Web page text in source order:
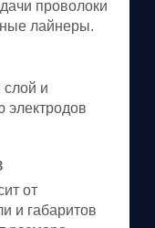
проволоки
лайнеры.
и
от
и габаритов